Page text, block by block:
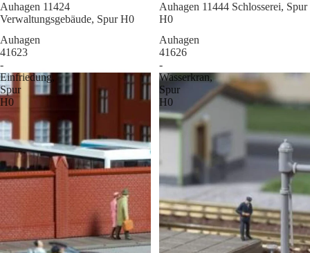
Sale
Auhagen 11424
Verwaltungsgebäude, Spur H0
Sale
Auhagen 11444 Schlosserei, Spur
H0
Auhagen
41623
-
Einfriedung,
Spur
H0
Auhagen
41626
-
Wasserkran,
Spur
H0